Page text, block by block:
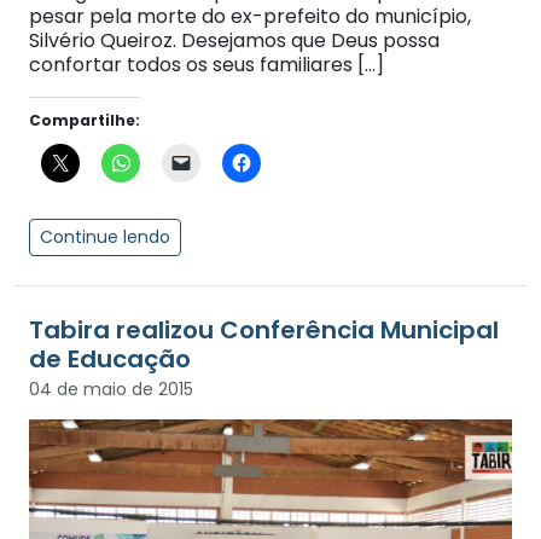
pesar pela morte do ex-prefeito do município,
Silvério Queiroz. Desejamos que Deus possa
confortar todos os seus familiares […]
Compartilhe:
Continue lendo
Tabira realizou Conferência Municipal
04 de maio de 2015